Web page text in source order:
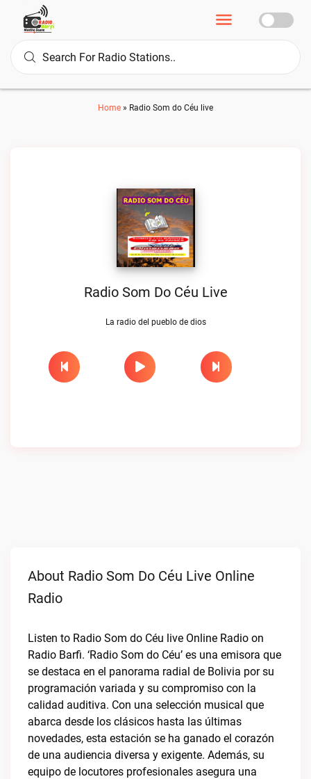
Home » Radio Som do Céu live
Radio Som Do Céu Live
La radio del pueblo de dios
About Radio Som Do Céu Live Online
Radio
Listen to Radio Som do Céu live Online Radio on
Radio Barfi. ‘Radio Som do Céu’ es una emisora que
se destaca en el panorama radial de Bolivia por su
programación variada y su compromiso con la
calidad auditiva. Con una selección musical que
abarca desde los clásicos hasta las últimas
novedades, esta estación se ha ganado el corazón
de una audiencia diversa y exigente. Además, su
equipo de locutores profesionales asegura una